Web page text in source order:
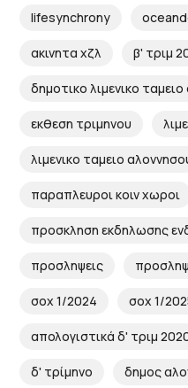
lifesynchrony
ακινητα χζλ β' τριμ
δημοτικο λιμενικο
εκθεση τριμηνου
λιμενικο ταμειο
παραπλευροι κοιν χωροι
προσκληση εκδηλωσης
προσληψεις
σοχ 1/2024 σοχ 1/
απολογιστικά δ' τριμ
δ' τρίμηνο δημος